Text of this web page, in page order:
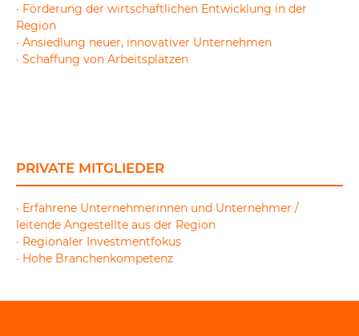
· Förderung der wirtschaftlichen Entwicklung in der
Region
· Ansiedlung neuer, innovativer Unternehmen
· Schaffung von Arbeitsplätzen
PRIVATE MITGLIEDER
· Erfahrene Unternehmerinnen und Unternehmer /
leitende Angestellte aus der Region
· Regionaler Investmentfokus
· Hohe Branchenkompetenz